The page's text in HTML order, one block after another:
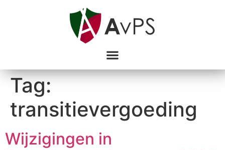
Tag:
transitievergoeding
Wijzigingen in